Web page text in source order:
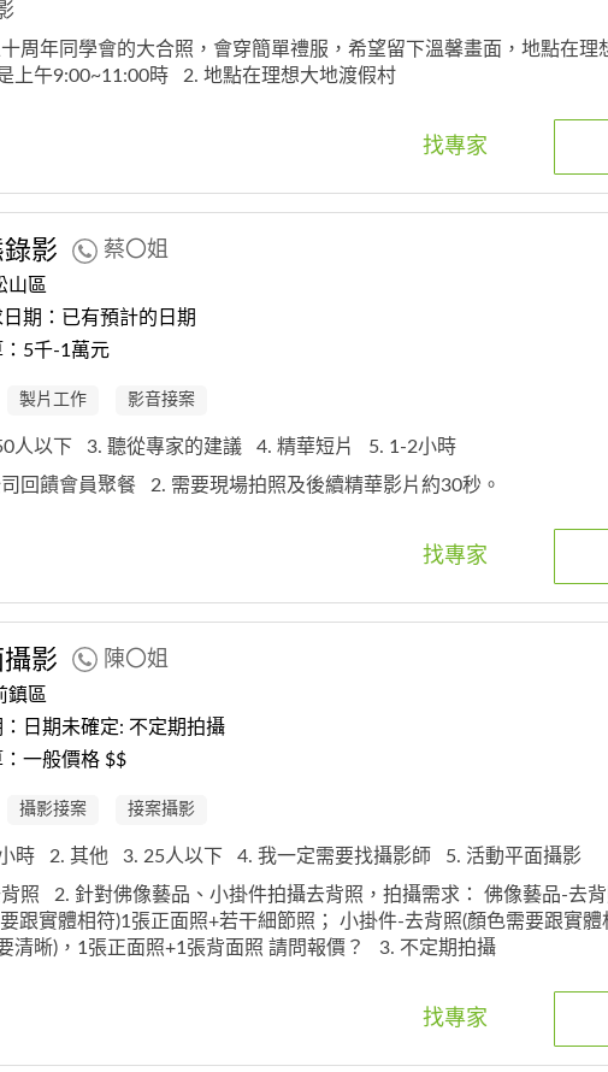
周年同學會的大合照，會穿簡單禮服，希望留下溫馨畫面，地點在理
上午9:00~11:00時
2. 地點在理想大地渡假村
找專家
影 蔡〇姐
山區
期：已有預計的日期
5千-1萬元
製片工作 影音接案
人以下 3. 聽從專家的建議 4. 精華短片
5. 1-2小時
回饋會員聚餐 2. 需要現場拍照及後續精華影片約30秒。
找專家
影 陳〇姐
鎮區
日期未確定: 不定期拍攝
一般價格 $$
攝影接案 接案攝影
時 2. 其他 3. 25人以下 4. 我一定需要找攝影師
5. 活動平面攝影
照
2. 針對佛像藝品、小掛件拍攝去背照，拍攝需求： 佛像藝品-去
跟實體相符)1張正面照+若干細節照； 小掛件-去背照(顏色需要跟實體
清晰)，1張正面照+1張背面照 請問報價？
3. 不定期拍攝
找專家